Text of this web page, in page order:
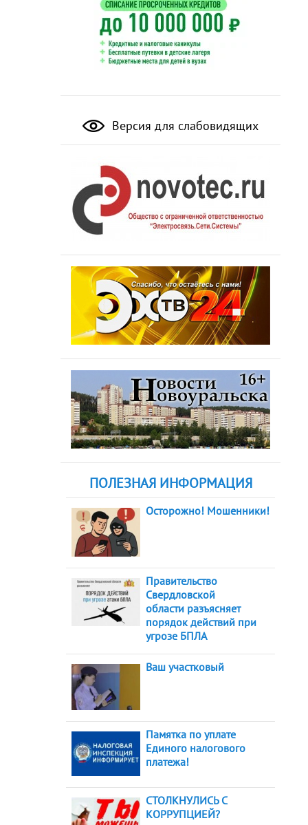
Версия для слабовидящих
ПОЛЕЗНАЯ ИНФОРМАЦИЯ
Осторожно! Мошенники!
Правительство
Свердловской
области разъясняет
порядок действий при
угрозе БПЛА
Ваш участковый
Памятка по уплате
Единого налогового
платежа!
СТОЛКНУЛИСЬ С
КОРРУПЦИЕЙ?